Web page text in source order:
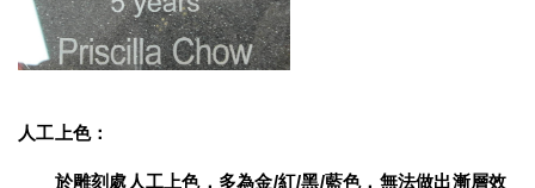
人工上色：
於雕刻處人工上色，多為金/紅/黑/藍色，無法做出漸層效